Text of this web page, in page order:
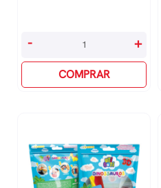
Quebra-
100
Hello
Kitty
quantidade
- +
COMPRAR